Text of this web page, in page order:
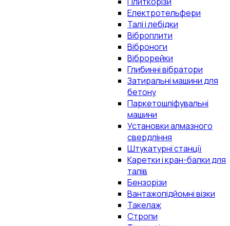
Електротельфери
Талі і лебідки
Віброплити
Віброноги
Віброрейки
Глибинні вібратори
Затиральні машини для
бетону
Паркетошліфувальні
машини
Установки алмазного
свердління
Штукатурні станції
Каретки і кран-балки для
талів
Бензорізи
Вантажопідйомні візки
Такелаж
Стропи